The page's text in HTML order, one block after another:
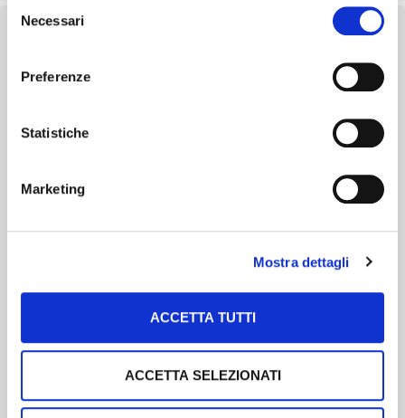
desideri accettare e cliccando ACCETTA SELEZIONATI.
delNecessari
Preferenze
Statistiche
Marketing
Mostra dettagli
ACCETTA TUTTI
ACCETTA SELEZIONATI
Scopri un servizio d'informazione di alta qualità. Tagliato sulle tue